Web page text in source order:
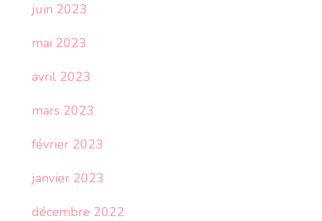
juin 2023
mai 2023
avril 2023
mars 2023
février 2023
janvier 2023
décembre 2022